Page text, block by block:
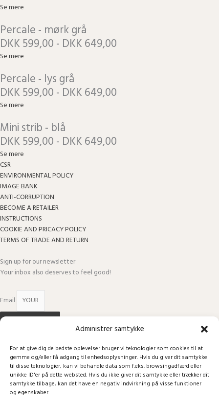
Administrer samtykke
For at give dig de bedste oplevelser bruger vi teknologier som cookies til at
gemme og/eller få adgang til enhedsoplysninger. Hvis du giver dit samtykke
til disse teknologier, kan vi behandle data som f.eks. browsingadfærd eller
unikke ID'er på dette websted. Hvis du ikke giver dit samtykke eller trækker dit
samtykke tilbage, kan det have en negativ indvirkning på visse funktioner
og egenskaber.
Se mere
Percale - mørk grå
DKK 599,00 - DKK 649,00
Se mere
Percale - lys grå
DKK 599,00 - DKK 649,00
Se mere
Mini strib - blå
DKK 599,00 - DKK 649,00
Se mere
CSR
ENVIRONMENTAL POLICY
IMAGE BANK
ANTI-CORRUPTION
BECOME A RETAILER
INSTRUCTIONS
COOKIE AND PRICACY POLICY
TERMS OF TRADE AND RETURN
Sign up for our newsletter
Your inbox also deserves to feel good!
Email
Sign up
Spar 25% på dit næste køb
Når du tilmelder dig vores nyhedsbrev får du samtidig 25% på dit næste
køb. Tilmeld dig i formularen herunder og modtag nyeste trends med omhu.